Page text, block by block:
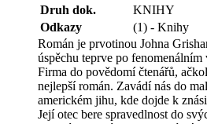
Druh dok.
KNIHY
Odkazy
(1) - Knihy
Román je prvotinou Johna
úspěchu teprve po fenomenálním
Firma do povědomí čtenářů,
nejlepší román. Zavádí nás do
americkém jihu, kde dojde k
Její otec bere spravedlnost do